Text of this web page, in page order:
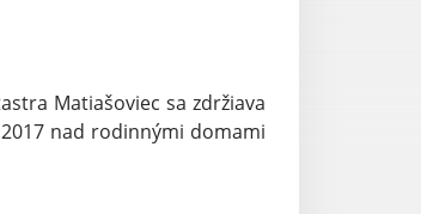
Matiašoviec sa zdržiava
nad rodinnými domami